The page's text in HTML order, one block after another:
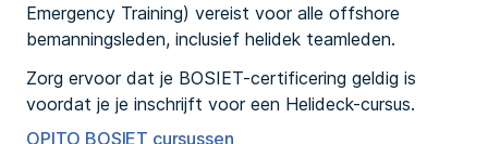
Emergency Training) vereist voor alle offshore
bemanningsleden, inclusief helidek teamleden.
Zorg ervoor dat je BOSIET-certificering geldig is
voordat je je inschrijft voor een Helideck-cursus.
OPITO BOSIET cursussen